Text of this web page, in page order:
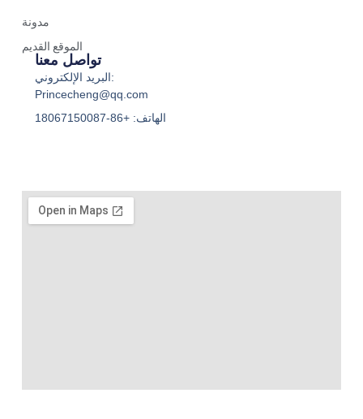
مدونة
الموقع القديم
تواصل معنا
البريد الإلكتروني:
Princecheng@qq.com